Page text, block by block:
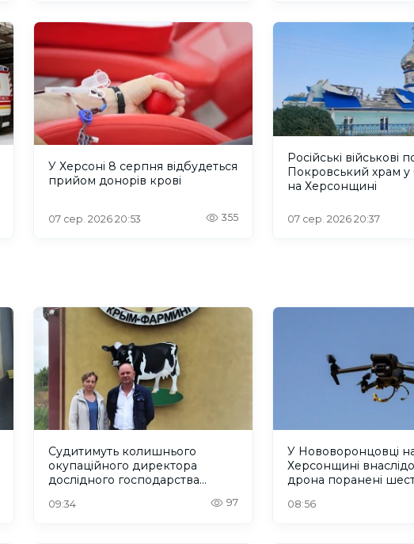
У Херсоні 8 серпня відбудеться
прийом донорів крові
07 сер. 2026 20:53 355
Російські військові
Покровський храм у
на Херсонщині
07 сер. 2026 20:37
Судитимуть колишнього
окупаційного директора
дослідного господарства
09:34 97
У Нововоронцовці
Херсонщині
дрона поранені
08:56